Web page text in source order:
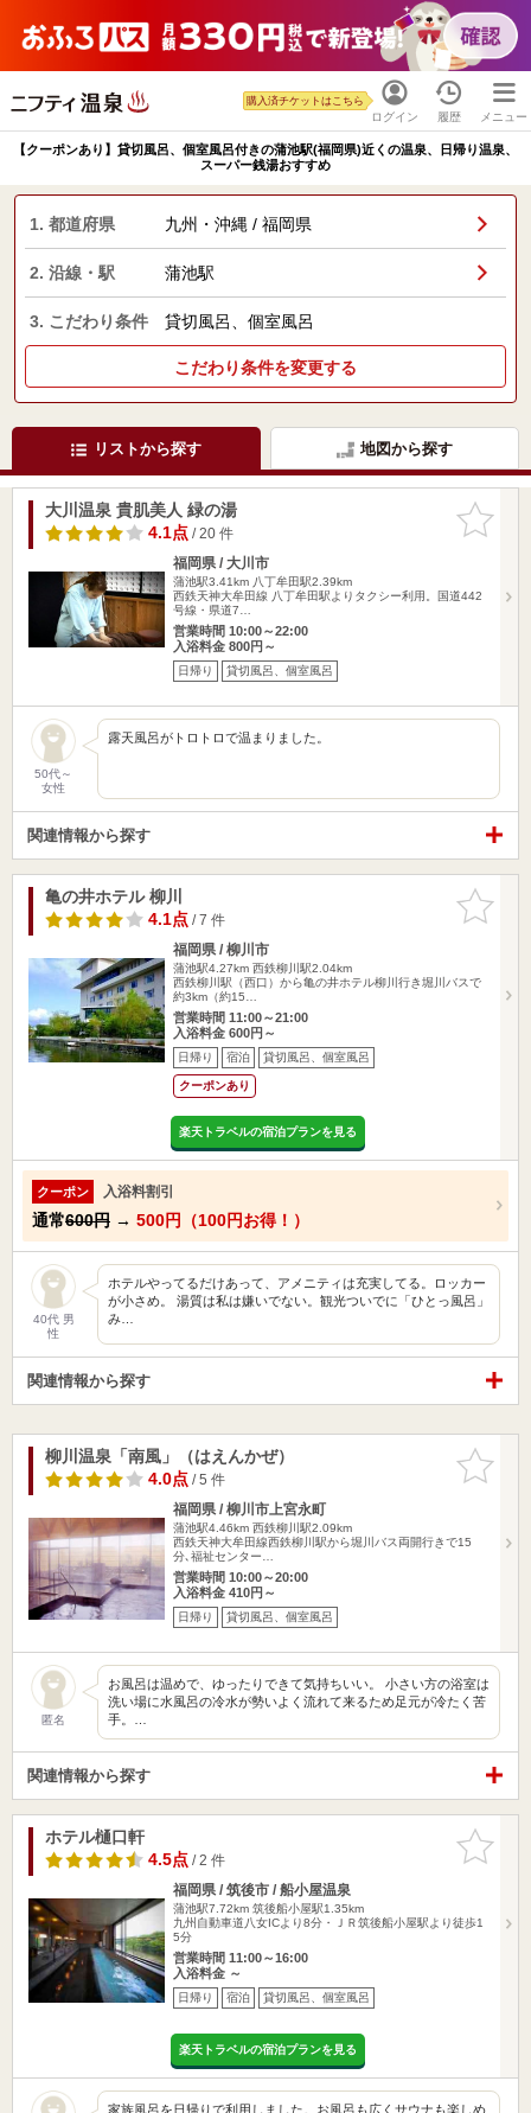
ログイン
購入済チケットはこちら
履歴 メニュー
【クーポンあり】貸切風呂、個室風呂付きの蒲池駅(福岡県)近くの温泉、日帰り温泉、
スーパー銭湯おすすめ
1. 都道府県 九州・沖縄 / 福岡県
2. 沿線・駅 蒲池駅
3. こだわり条件 貸切風呂、個室風呂
こだわり条件を変更する
リストから探す 地図から探す
お気に入
りに追加
大川温泉 貴肌美人 緑の湯
4.1点/ 20 件
福岡県 / 大川市
蒲池駅3.41km 八丁牟田駅2.39km
西鉄天神大牟田線 八丁牟田駅よりタクシー利用。国道442
号線・県道7…
営業時間 10:00～22:00
入浴料金 800円～
日帰り 貸切風呂、個室風呂
50代～
女性
露天風呂がトロトロで温まりました。
関連情報から探す
お気に入
りに追加
亀の井ホテル 柳川
4.1点/ 7 件
福岡県 / 柳川市
蒲池駅4.27km 西鉄柳川駅2.04km
西鉄柳川駅（西口）から亀の井ホテル柳川行き堀川バスで
約3km（約15…
営業時間 11:00～21:00
入浴料金 600円～
日帰り 宿泊 貸切風呂、個室風呂
クーポンあり
楽天トラベルの宿泊プランを見る
クーポン 入浴料割引
通常600円 → 500円（100円お得！）
40代 男
性
ホテルやってるだけあって、アメニティは充実してる。ロッカー
が小さめ。 湯質は私は嫌いでない。観光ついでに「ひとっ風呂」
み…
関連情報から探す
お気に入
りに追加
柳川温泉「南風」（はえんかぜ）
4.0点/ 5 件
福岡県 / 柳川市上宮永町
蒲池駅4.46km 西鉄柳川駅2.09km
西鉄天神大牟田線西鉄柳川駅から堀川バス両開行きで15
分､福祉センター…
営業時間 10:00～20:00
入浴料金 410円～
日帰り 貸切風呂、個室風呂
匿名
お風呂は温めで、ゆったりできて気持ちいい。 小さい方の浴室は
洗い場に水風呂の冷水が勢いよく流れて来るため足元が冷たく苦
手。…
関連情報から探す
お気に入
りに追加
ホテル樋口軒
4.5点/ 2 件
福岡県 / 筑後市 / 船小屋温泉
蒲池駅7.72km 筑後船小屋駅1.35km
九州自動車道八女ICより8分・ＪＲ筑後船小屋駅より徒歩1
5分
営業時間 11:00～16:00
入浴料金 ～
日帰り 宿泊 貸切風呂、個室風呂
楽天トラベルの宿泊プランを見る
家族風呂を日帰りで利用しました。お風呂も広くサウナも楽しめ